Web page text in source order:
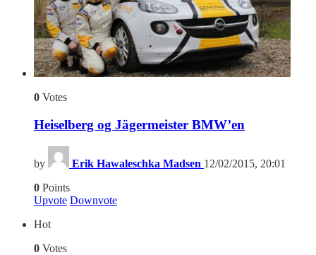
0 Votes
Heiselberg og Jägermeister BMW’en
by Erik Hawaleschka Madsen 12/02/2015, 20:01
0 Points
Upvote Downvote
Hot
0 Votes